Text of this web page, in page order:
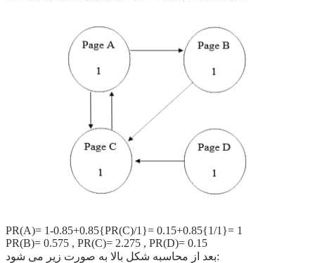
PR(A)= 1-0.85+0.85{PR(C)/1}= 0.15+0.85{1/1}= 1
PR(B)= 0.575 , PR(C)= 2.275 , PR(D)= 0.15
بعد از محاسبه شکل بالا به صورت زیر می شود: